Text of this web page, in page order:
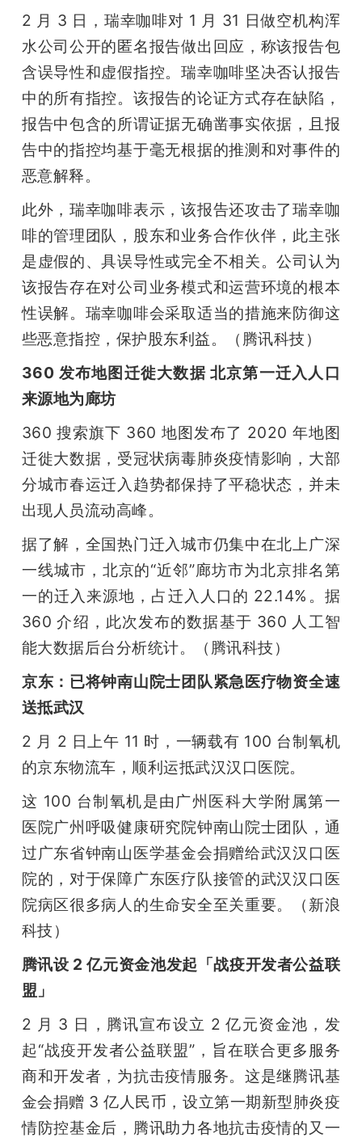
2 月 3 日，瑞幸咖啡对 1 月 31 日做空机构浑
水公司公开的匿名报告做出回应，称该报告包
含误导性和虚假指控。瑞幸咖啡坚决否认报告
中的所有指控。该报告的论证方式存在缺陷，
报告中包含的所谓证据无确凿事实依据，且报
告中的指控均基于毫无根据的推测和对事件的
恶意解释。
此外，瑞幸咖啡表示，该报告还攻击了瑞幸咖
啡的管理团队，股东和业务合作伙伴，此主张
是虚假的、具误导性或完全不相关。公司认为
该报告存在对公司业务模式和运营环境的根本
性误解。瑞幸咖啡会采取适当的措施来防御这
些恶意指控，保护股东利益。（腾讯科技）
360 发布地图迁徙大数据 北京第一迁入人口
来源地为廊坊
360 搜索旗下 360 地图发布了 2020 年地图
迁徙大数据，受冠状病毒肺炎疫情影响，大部
分城市春运迁入趋势都保持了平稳状态，并未
出现人员流动高峰。
据了解，全国热门迁入城市仍集中在北上广深
一线城市，北京的“近邻”廊坊市为北京排名第
一的迁入来源地，占迁入人口的 22.14%。据
360 介绍，此次发布的数据基于 360 人工智
能大数据后台分析统计。（腾讯科技）
京东：已将钟南山院士团队紧急医疗物资全速
送抵武汉
2 月 2 日上午 11 时，一辆载有 100 台制氧机
的京东物流车，顺利运抵武汉汉口医院。
这 100 台制氧机是由广州医科大学附属第一
医院广州呼吸健康研究院钟南山院士团队，通
过广东省钟南山医学基金会捐赠给武汉汉口医
院的，对于保障广东医疗队接管的武汉汉口医
院病区很多病人的生命安全至关重要。（新浪
科技）
腾讯设 2 亿元资金池发起「战疫开发者公益联
盟」
2 月 3 日，腾讯宣布设立 2 亿元资金池，发
起“战疫开发者公益联盟”，旨在联合更多服务
商和开发者，为抗击疫情服务。这是继腾讯基
金会捐赠 3 亿人民币，设立第一期新型肺炎疫
情防控基金后，腾讯助力各地抗击疫情的又一